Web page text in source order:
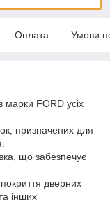
Оплата Умови
марки FORD усіх
призначених для
що забезпечує
дверних
інших